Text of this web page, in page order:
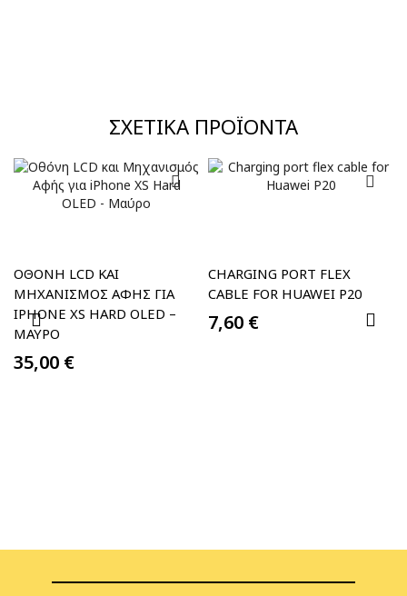
ΣΧΕΤΙΚΆ ΠΡΟΪΌΝΤΑ
ΟΘΌΝΗ LCD ΚΑΙ
ΜΗΧΑΝΙΣΜΌΣ ΑΦΉΣ ΓΙΑ
IPHONE XS HARD OLED –
ΜΑΎΡΟ
35,00 €
CHARGING PORT FLEX
CABLE FOR HUAWEI P20
7,60 €